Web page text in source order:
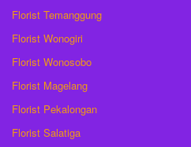
Florist Temanggung
Florist Wonogiri
Florist Wonosobo
Florist Magelang
Florist Pekalongan
Florist Salatiga